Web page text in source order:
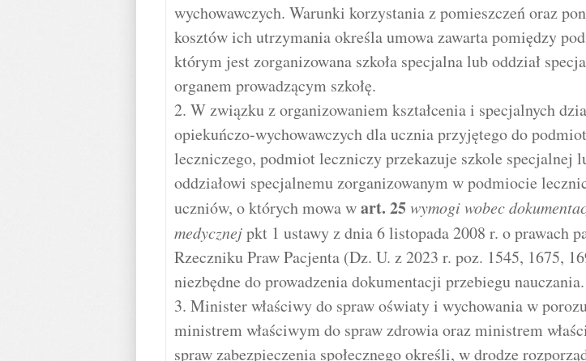
wychowawczych. Warunki korzystania z pomieszczeń oraz
kosztów ich utrzymania określa umowa zawarta pomiędzy
którym jest zorganizowana szkoła specjalna lub oddział
organem prowadzącym szkołę.
2. W związku z organizowaniem kształcenia i specjalnych
opiekuńczo-wychowawczych dla ucznia przyjętego do
leczniczego, podmiot leczniczy przekazuje szkole specjalnej
oddziałowi specjalnemu zorganizowanym w podmiocie
uczniów, o których mowa wart. 25wymogi wobec
medycznejpkt 1 ustawy z dnia 6 listopada 2008 r. o prawach
Rzeczniku Praw Pacjenta (Dz. U. z 2023 r. poz. 1545, 1675,
niezbędne do prowadzenia dokumentacji przebiegu nauczania.
3. Minister właściwy do spraw oświaty i wychowania w
ministrem właściwym do spraw zdrowia oraz ministrem
spraw zabezpieczenia społecznego określi, w drodze